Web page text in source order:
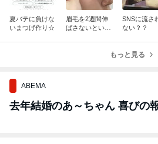
夏バテに負けな
いまつげ作り☆
眉毛を2週間伸
ばさないといけ
SNSに流さ
ない？？
もっと見る
ABEMA
去年結婚のあ～ちゃん 喜びの